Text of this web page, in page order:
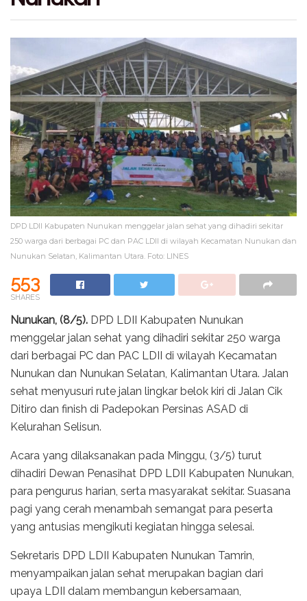
DPD LDII Kabupaten Nunukan menggelar jalan sehat yang dihadiri sekitar
250 warga dari berbagai PC dan PAC LDII di wilayah Kecamatan Nunukan dan
Nunukan Selatan, Kalimantan Utara. Foto: LINES
553
SHARES
Nunukan, (8/5). DPD LDII Kabupaten Nunukan
menggelar jalan sehat yang dihadiri sekitar 250 warga
dari berbagai PC dan PAC LDII di wilayah Kecamatan
Nunukan dan Nunukan Selatan, Kalimantan Utara. Jalan
sehat menyusuri rute jalan lingkar belok kiri di Jalan Cik
Ditiro dan finish di Padepokan Persinas ASAD di
Kelurahan Selisun.
Acara yang dilaksanakan pada Minggu, (3/5) turut
dihadiri Dewan Penasihat DPD LDII Kabupaten Nunukan,
para pengurus harian, serta masyarakat sekitar. Suasana
pagi yang cerah menambah semangat para peserta
yang antusias mengikuti kegiatan hingga selesai.
Sekretaris DPD LDII Kabupaten Nunukan Tamrin,
menyampaikan jalan sehat merupakan bagian dari
upaya LDII dalam membangun kebersamaan,